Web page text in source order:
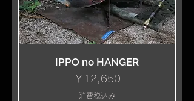
IPPO no HANGER
価格
￥12,650
消費税込み